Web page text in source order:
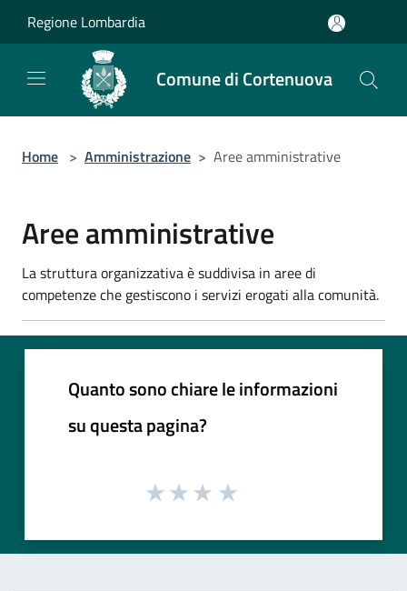
Regione Lombardia
Comune di Cortenuova
Home > Amministrazione > Aree amministrative
Aree amministrative
La struttura organizzativa è suddivisa in aree di
competenze che gestiscono i servizi erogati alla comunità.
Quanto sono chiare le informazioni
su questa pagina?